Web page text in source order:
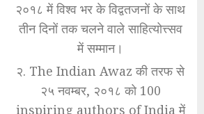
२०१८ में विश्व भर के विद्वतजनों के साथ
तीन दिनों तक चलने वाले साहित्योत्त्सव
में सम्मान।
२. The Indian Awaz की तरफ से
२५ नवम्बर, २०१८ को 100
inspiring authors of India में